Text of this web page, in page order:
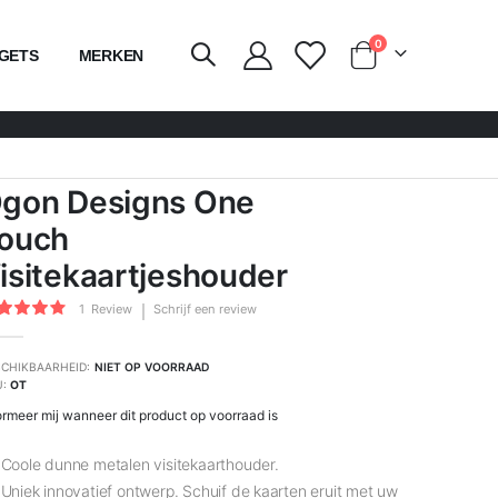
MERKEN kar
0producten
Designs One
100
1 Review Schrijf een review
NIET OP VOORRAAD
OT
mij wanneer dit product op voorraad is
Coole dunne metalen visitekaarthouder.
Uniek innovatief ontwerp. Schuif de kaarten eruit met uw